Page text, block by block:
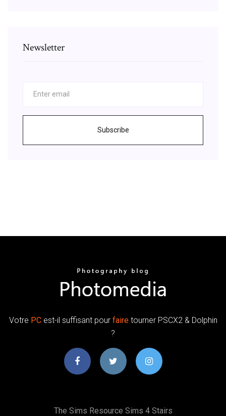
Newsletter
Subscribe
Votre PCest-il suffisant pour fairetourner PSCX2 & Dolphin
?
The Sims Resource Sims 4 Stairs